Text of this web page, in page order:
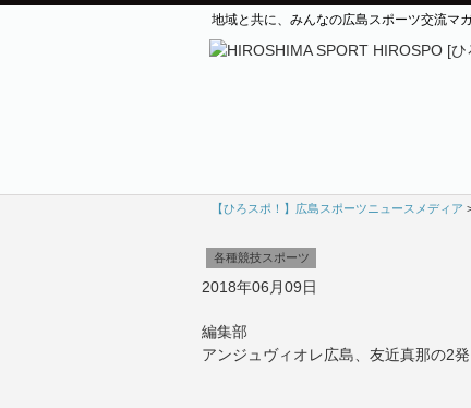
地域と共に、みんなの広島スポーツ交流マ
【ひろスポ！】広島スポーツニュースメディア
各種競技スポーツ
2018年06月09日
編集部
アンジュヴィオレ広島、友近真那の2